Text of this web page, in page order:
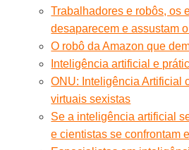
Trabalhadores e robôs, os
desaparecem e assustam
O robô da Amazon que
Inteligência artificial e
ONU: Inteligência Artificial
virtuais sexistas
Se a inteligência artificial
e cientistas se confrontam